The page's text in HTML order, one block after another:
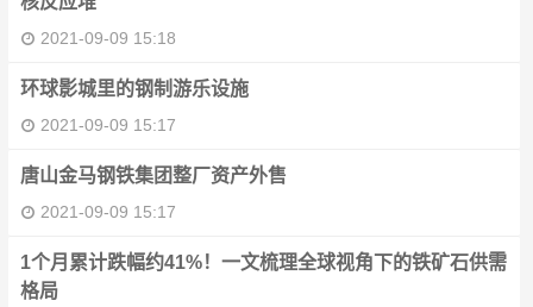
2021-09-09 15:18
环球影城里的钢制游乐设施
2021-09-09 15:17
唐山金马钢铁集团整厂资产外售
2021-09-09 15:17
1个月累计跌幅约41%！一文梳理全球视角下的铁矿石供需
格局